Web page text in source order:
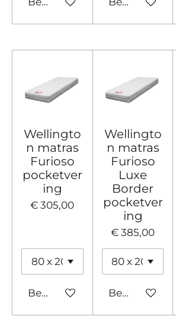
Wellingto
n matras
Furioso
pocketver
ing
€ 305,00
Bekijk details
Wellingto
n matras
Furioso
Luxe
Border
pocketver
ing
€ 385,00
Bekijk details